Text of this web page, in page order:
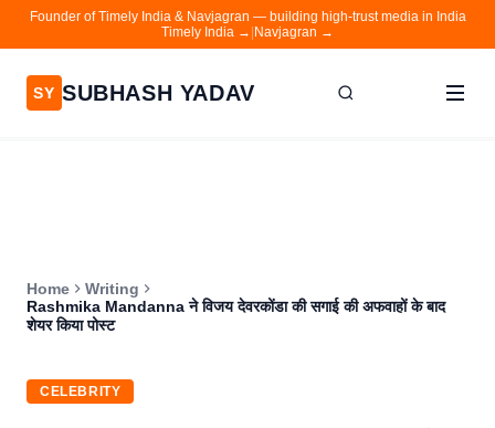
Founder of Timely India & Navjagran — building high-trust media in India
Timely India → Navjagran →
SY SUBHASH YADAV
Contact
Navjagran
Home
Writing
Rashmika Mandanna ने विजय देवरकोंडा की सगाई की अफवाहों के बाद
शेयर किया पोस्ट
CELEBRITY